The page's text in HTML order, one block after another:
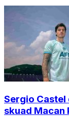
Sergio Castel
skuad Macan